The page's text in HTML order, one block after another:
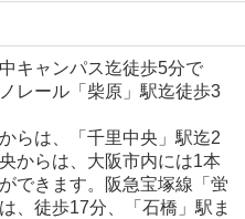
キャンパス迄徒歩5分で
レール「柴原」駅迄徒歩3
からは、「千里中央」駅迄2
からは、大阪市内には1本
できます。阪急宝塚線「蛍
、徒歩17分、「石橋」駅ま